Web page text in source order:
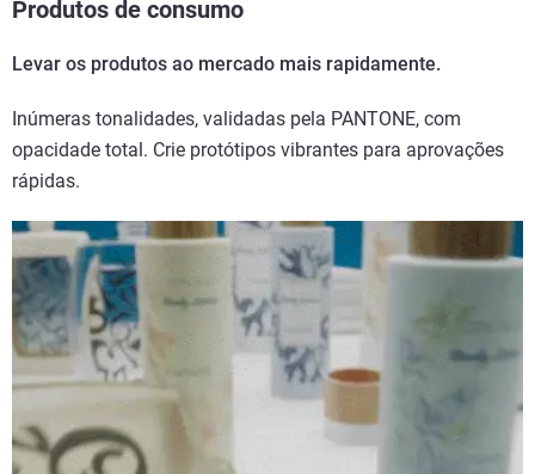
Produtos de consumo
Levar os produtos ao mercado mais rapidamente.
Inúmeras tonalidades, validadas pela PANTONE, com
opacidade total. Crie protótipos vibrantes para aprovações
rápidas.